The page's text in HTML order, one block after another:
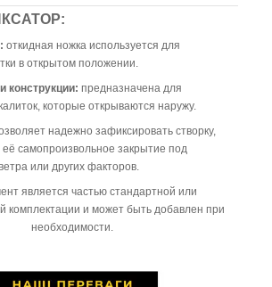
откидная ножка используется для
в открытом положении.
конструкции: предназначена для
которые открываются наружу.
надежно зафиксировать створку,
самопроизвольное закрытие под
или других факторов.
является частью стандартной или
комплектации и может быть добавлен при
необходимости.